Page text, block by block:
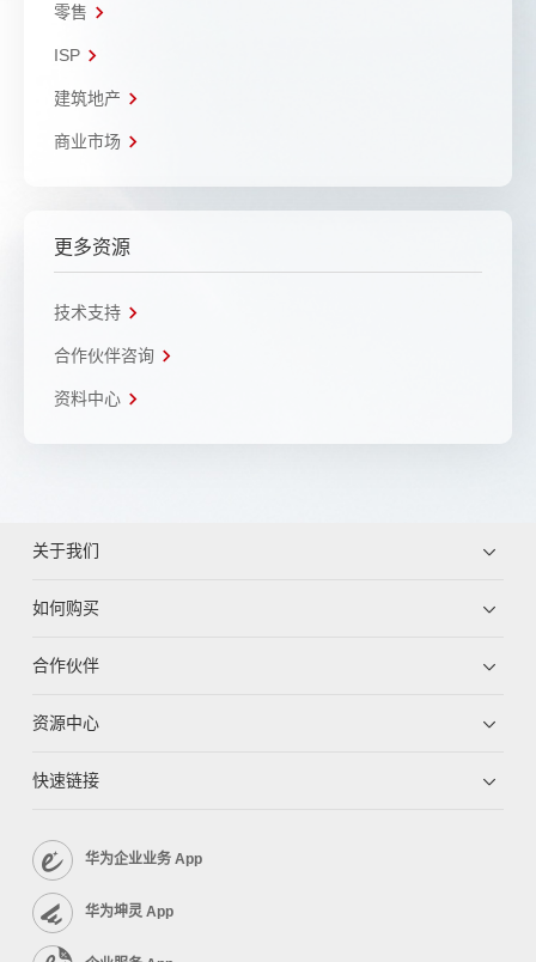
零售
ISP
建筑地产
商业市场
更多资源
技术支持
合作伙伴咨询
资料中心
关于我们
如何购买
合作伙伴
资源中心
快速链接
华为企业业务 App
华为坤灵 App